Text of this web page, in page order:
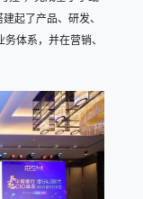
起了产品、研发、
体系，并在营销、